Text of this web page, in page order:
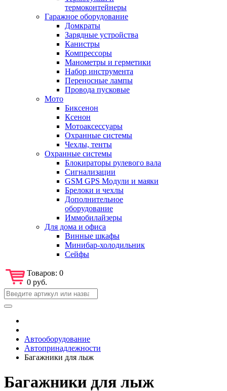
термоконтейнеры
Гаражное оборудование
Домкраты
Зарядные устройства
Канистры
Компрессоры
Манометры и герметики
Набор инструмента
Переносные лампы
Провода пусковые
Мото
Биксенон
Ксенон
Мотоаксессуары
Охранные системы
Чехлы, тенты
Охранные системы
Блокираторы рулевого вала
Сигнализации
GSM GPS Модули и маяки
Брелоки и чехлы
Дополнительное
оборудование
Иммобилайзеры
Для дома и офиса
Винные шкафы
Минибар-холодильник
Сейфы
Товаров: 0
0 руб.
Автооборудование
Автопринадлежности
Багажники для лыж
Багажники для лыж